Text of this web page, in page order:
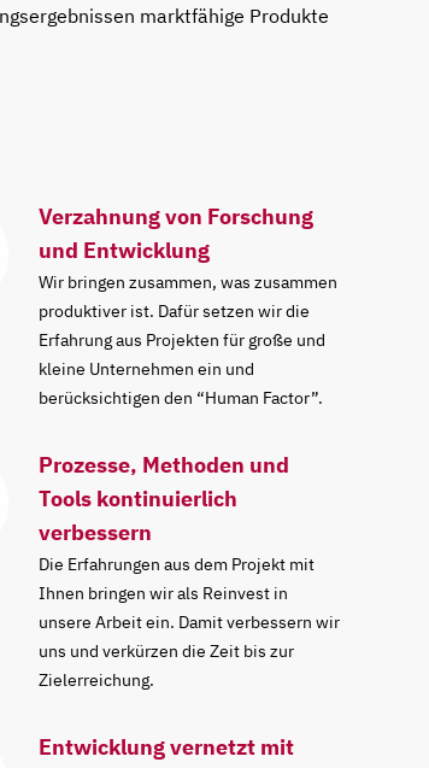
marktfähige Produkte
Verzahnung von Forschung
und Entwicklung
Wir bringen zusammen, was zusammen
produktiver ist. Dafür setzen wir die
Erfahrung aus Projekten für große und
kleine Unternehmen ein und
berücksichtigen den “Human Factor”.
Prozesse, Methoden und
Tools kontinuierlich
verbessern
Die Erfahrungen aus dem Projekt mit
Ihnen bringen wir als Reinvest in
unsere Arbeit ein. Damit verbessern wir
uns und verkürzen die Zeit bis zur
Zielerreichung.
Entwicklung vernetzt mit